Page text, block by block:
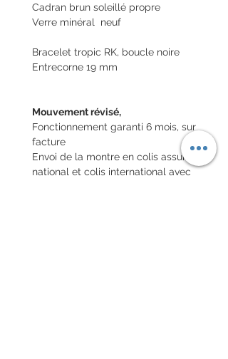
Cadran brun soleillé propre
Verre minéral neuf
Bracelet tropic RK, boucle noire
Entrecorne 19 mm
Mouvement révisé,
Fonctionnement garanti 6 mois, sur
facture
Envoi de la montre en colis assuré
national et colis international avec